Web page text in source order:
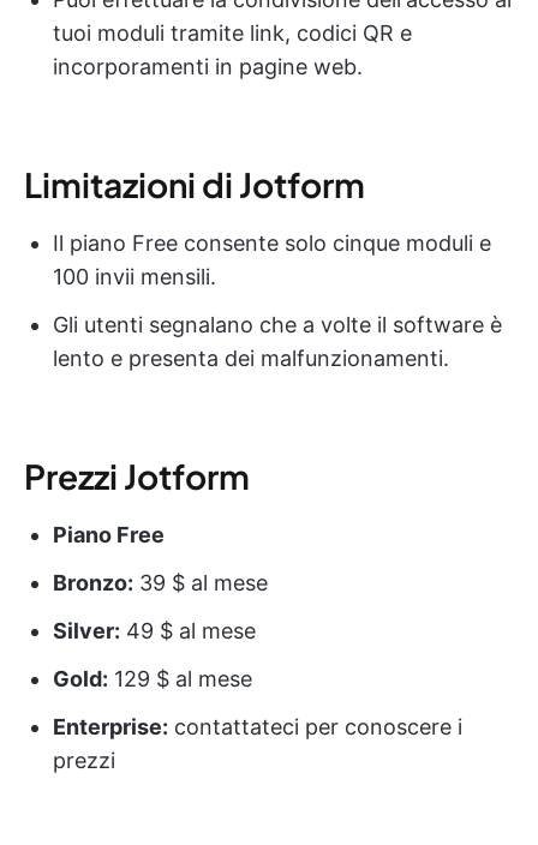
tuoi moduli tramite link, codici QR e
incorporamenti in pagine web.
Limitazioni di Jotform
Il piano Free consente solo cinque moduli e
100 invii mensili.
Gli utenti segnalano che a volte il software è
lento e presenta dei malfunzionamenti.
Prezzi Jotform
Piano Free
Bronzo: 39 $ al mese
Silver: 49 $ al mese
Gold: 129 $ al mese
Enterprise: contattateci per conoscere i
prezzi